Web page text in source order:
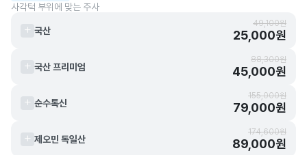
사각턱 부위에 맞는 주사
국산
49,100원
25,000원
국산 프리미엄
88,300원
45,000원
순수톡신
155,000원
79,000원
제오민 독일산
174,600원
89,000원